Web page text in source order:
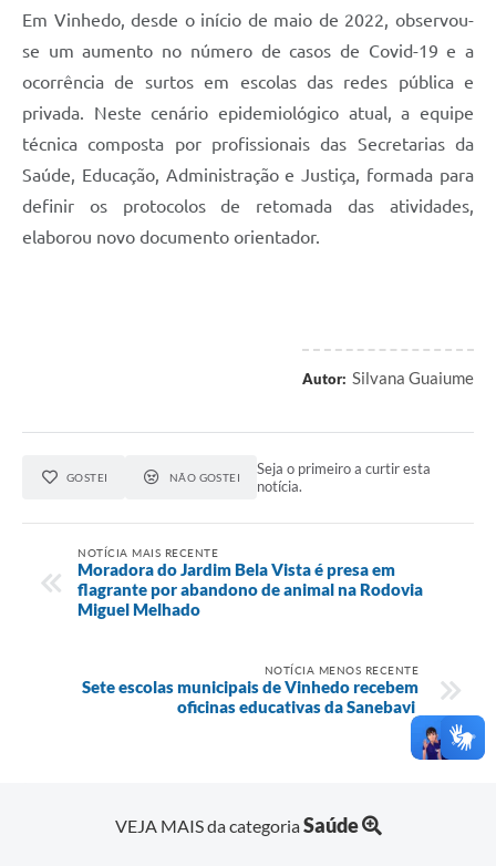
Em Vinhedo, desde o início de maio de 2022, observou-
se um aumento no número de casos de Covid-19 e a
ocorrência de surtos em escolas das redes pública e
privada. Neste cenário epidemiológico atual, a equipe
técnica composta por profissionais das Secretarias da
Saúde, Educação, Administração e Justiça, formada para
definir os protocolos de retomada das atividades,
elaborou novo documento orientador.
Autor: Silvana Guaiume
GOSTEI NÃO GOSTEI
Seja o primeiro a curtir esta
notícia.
NOTÍCIA MAIS RECENTE
Moradora do Jardim Bela Vista é presa em
flagrante por abandono de animal na Rodovia
Miguel Melhado
NOTÍCIA MENOS RECENTE
Sete escolas municipais de Vinhedo recebem
oficinas educativas da Sanebavi
VEJA MAIS da categoriaSaúde